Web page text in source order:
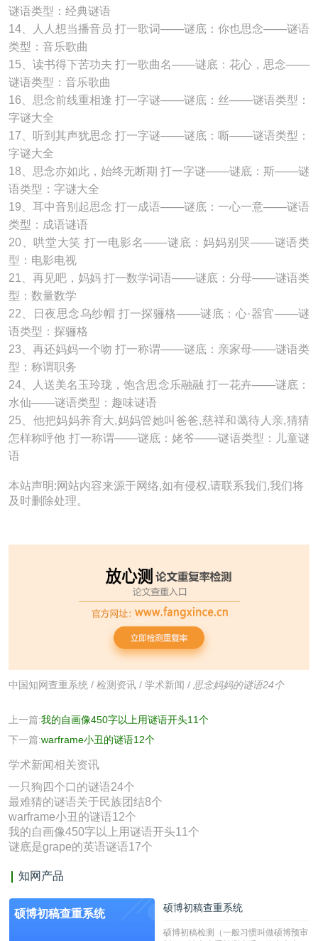
谜语类型：经典谜语
14、人人想当播音员 打一歌词───谜底：你也思念───谜语
类型：音乐歌曲
15、读书得下苦功夫 打一歌曲名───谜底：花心，思念───
谜语类型：音乐歌曲
16、思念前线重相逢 打一字谜───谜底：丝───谜语类型：
字谜大全
17、听到其声犹思念 打一字谜───谜底：嘶───谜语类型：
字谜大全
18、思念亦如此，始终无断期 打一字谜───谜底：斯───谜
语类型：字谜大全
19、耳中音别起思念 打一成语───谜底：一心一意───谜语
类型：成语谜语
20、哄堂大笑 打一电影名───谜底：妈妈别哭───谜语类
型：电影电视
21、再见吧，妈妈 打一数学词语───谜底：分母───谜语类
型：数量数学
22、日夜思念乌纱帽 打一探骊格───谜底：心·器官───谜
语类型：探骊格
23、再还妈妈一个吻 打一称谓───谜底：亲家母───谜语类
型：称谓职务
24、人送美名玉玲珑，饱含思念乐融融 打一花卉───谜底：
水仙───谜语类型：趣味谜语
25、他把妈妈养育大,妈妈管她叫爸爸,慈祥和蔼待人亲,猜猜
怎样称呼他 打一称谓───谜底：姥爷───谜语类型：儿童谜
语
本站声明:网站内容来源于网络,如有侵权,请联系我们,我们将
及时删除处理。
中国知网查重系统 / 检测资讯 / 学术新闻 / 思念妈妈的谜语24个
上一篇:我的自画像450字以上用谜语开头11个
下一篇:warframe小丑的谜语12个
学术新闻相关资讯
一只狗四个口的谜语24个
最难猜的谜语关于民族团结8个
warframe小丑的谜语12个
我的自画像450字以上用谜语开头11个
谜底是grape的英语谜语17个
知网产品
硕博初稿查重系统 硕博初稿查重系统
硕博初稿检测（一般习惯叫做硕博预审